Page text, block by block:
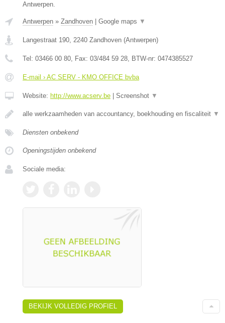
Antwerpen.
Antwerpen » Zandhoven Google maps ▼
Langestraat 190, 2240 Zandhoven (Antwerpen)
Tel: 03466 00 80, Fax: 03/484 59 28, BTW-nr: 0474385527
E-mail › AC SERV - KMO OFFICE bvba
Website: http://www.acserv.be Screenshot ▼
alle werkzaamheden van accountancy, boekhouding en fiscaliteit ▼
Diensten onbekend
Openingstijden onbekend
Sociale media:
BEKIJK VOLLEDIG PROFIEL